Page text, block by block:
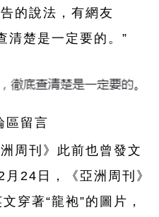
的說法，有網友
清楚是一定要的。”
區留言
周刊》此前也曾發文
24日，《亞洲周刊》
穿著“龍袍”的圖片，